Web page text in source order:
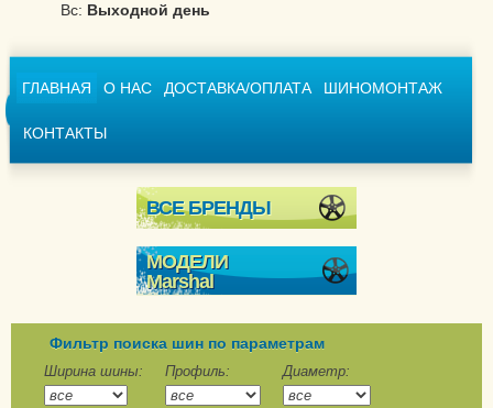
Вс: Выходной день
ГЛАВНАЯ О НАС ДОСТАВКА/ОПЛАТА ШИНОМОНТАЖ
КОНТАКТЫ
ВСЕ БРЕНДЫ
МОДЕЛИ
Marshal
MW31
MW51
Winter PorTran CW11
Фильтр поиска шин по параметрам
Ширина шины: Профиль: Диаметр: